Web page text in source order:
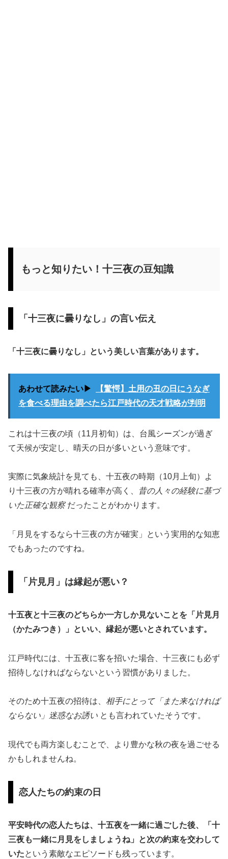
もっと知りたい！十三夜の豆知識
「十三夜に曇りなし」の言い伝え
「十三夜に曇りなし」という美しい言葉があります。
あわせて読みたい▶
【驚愕】土用の丑の日にうなぎ
を食べる理由を調べたら江戸時代の天才戦略が判明
これは十三夜の頃（11月初旬）は、台風シーズンが過ぎ
て天候が安定し、晴天の日が多いという意味です。
実際に気象統計を見ても、十五夜の時期（10月上旬）よ
り十三夜の方が晴れる確率が高く、
昔の人々の経験に基づ
いた正確な観察だったことがわかります。
「月見をするなら十三夜の方が確実」という実用的な知恵
でもあったのですね。
「片見月」は縁起が悪い？
十五夜と十三夜のどちらか一方しか見ないことを「片見月
（かたみつき）」といい、縁起が悪いとされています。
江戸時代には、十五夜に客を招いた場合、十三夜にも必ず
招待しなければならないという習慣がありました。
そのため十五夜の招待は、 相手にとって「また来なければ
ならない」迷惑なお誘い とも言われていたそうです。
現代でも両方楽しむことで、より豊かな秋の夜を過ごせる
かもしれませんね。
恋人たちの約束の日
平安時代の恋人たちは、十五夜を一緒に過ごした後、「十
三夜も一緒に月見をしましょうね」と次の約束を交わして
いたという素敵なエピソードも残っています。